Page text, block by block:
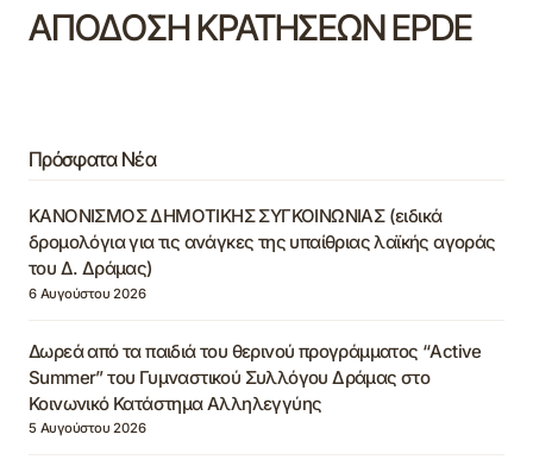
ΑΠΟΔΟΣΗ ΚΡΑΤΗΣΕΩΝ EPDE
Πρόσφατα Νέα
ΚΑΝΟΝΙΣΜΟΣ ΔΗΜΟΤΙΚΗΣ ΣΥΓΚΟΙΝΩΝΙΑΣ (ειδικά
δρομολόγια για τις ανάγκες της υπαίθριας λαϊκής αγοράς
του Δ. Δράμας)
6 Αυγούστου 2026
Δωρεά από τα παιδιά του θερινού προγράμματος “Active
Summer” του Γυμναστικού Συλλόγου Δράμας στο
Κοινωνικό Κατάστημα Αλληλεγγύης
5 Αυγούστου 2026